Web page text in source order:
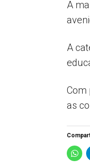
A
A
Com
as